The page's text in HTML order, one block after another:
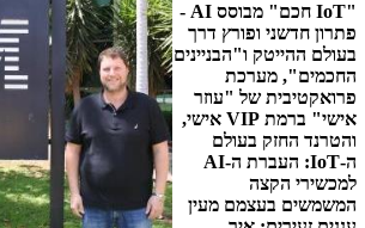
IoT" חכם" מבוסס AI
-
פתרון חדשני ופורץ דרך
בעולם ההייטק ו"הבניינים
החכמים", מערכת
פרואקטיבית של "עוזר
אישי" ברמת VIP אישי,
והטרנד החזק בעולם
ה-IoT: העברת ה-AI
למכשירי הקצה
המשמשים בעצמם מעין